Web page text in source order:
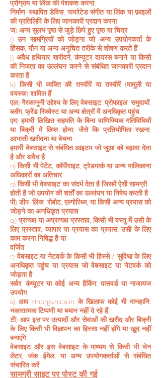
प्रोग्राम या लिंक की पेशकश करना,
निर्माण-स्थापित डेविस, पायरेटेड संगीत या लिंक या फ़ाइलों
की प्रतिलिपि के लिए जानकारी प्रदान करना
ज) अन्य सुलभ पृष्ठ से जुड़े छिपे हुए पृष्ठ या चित्र
i) उन सामग्रियों को जोड़ना जो अन्य उपयोगकर्ता के
हिंसक, यौन या अन्य अनुचित तरीके से शोषण करते हैं
j) अवैध हथियार खरीदने, कंप्यूटर वायरस बनाने या किसी
की निजता का उल्लंघन करने से संबंधित जानकारी प्रदान
करता है
k) किसी भी व्यक्ति की तस्वीरें या तस्वीरें (मामूली या
वयस्क) शामिल हैं
एल) गैरकानूनी उद्देश्य के लिए वेबसाइट, प्रोफाइल, समुदायों,
ब्लॉग, फ्रेंड रिक्वेस्ट या अन्य क्षेत्रों में अनधिकृत पहुंच
एम) हमारी लिखित सहमति के बिना वाणिज्यिक गतिविधियों
या बिक्री में लिप्त होना, जैसे कि प्रतियोगिता रखना,
आभासी खरीदना या बेचना
हमारी वेबसाइट से संबंधित आइटम जो जुआ को बढ़ावा देता
है और अवैध है
n) किसी भी पेटेंट, कॉपीराइट, ट्रेडमार्क या अन्य मालिकाना
अधिकारों का अतिचार
o) किसी भी वेबसाइट का संदर्भ देता है जिसमें ऐसी सामग्री
होती है जो उपयोग की शर्तों का उल्लंघन या निषेध करती है
पी) डीप-लिंक, रोबोट, एल्गोरिथ्म, या किसी अन्य प्रयास को
जोड़ने का अनधिकृत प्रयास
q) प्रत्यक्ष या अप्रत्यक्ष प्रस्ताव, किसी भी वस्तु में उसी के
लिए प्रस्ताव, व्यापार या प्रयास का प्रयास, उसी के लिए
काम करना निषिद्ध है या
वर्जित
r) वेबसाइट या नेटवर्क के किसी भी हिस्से / सुविधा के लिए
अनधिकृत पहुंच या प्रयास जो वेबसाइट या नेटवर्क को
जोड़ता है
सर्वर, कंप्यूटर या कोई अन्य हैकिंग, पासवर्ड या नाजायज
उपयोग
s) आप Hnorganics.in के खिलाफ कोई भी मानहानि,
नकारात्मक टिप्पणी या बयान नहीं दे रहे हैं
टी) आप इस पर उत्पादों और सेवाओं की खरीद और बिक्री
के लिए किसी भी विज्ञापन का हिस्सा नहीं होंगे या खुद नहीं
बनाएंगे
वेबसाइट और इस वेबसाइट के माध्यम से किसी भी चेन
लेटर, जंक ईमेल, या अन्य उपयोगकर्ताओं से संबंधित
संचारित करें
सामग्री साइट पर पोस्ट की गई